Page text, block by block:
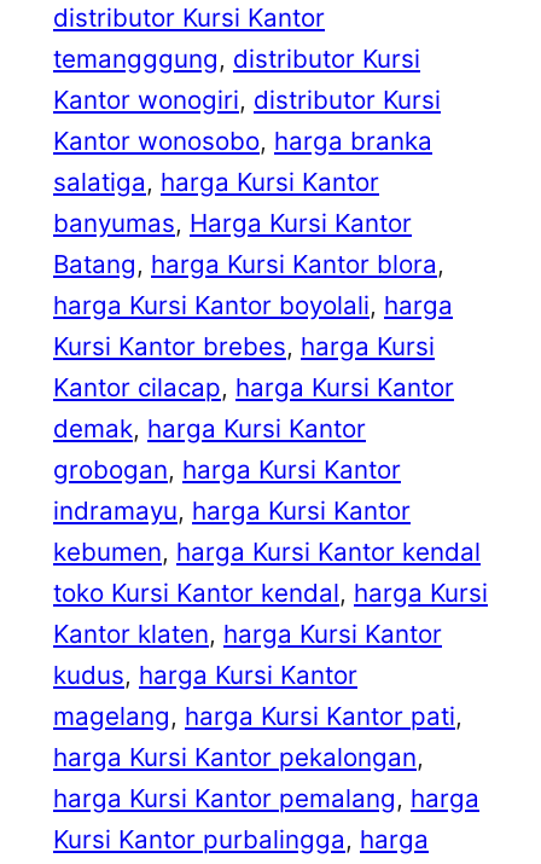
distributor Kursi Kantor
temangggung, distributor Kursi
Kantor wonogiri, distributor Kursi
Kantor wonosobo, harga branka
salatiga, harga Kursi Kantor
banyumas, Harga Kursi Kantor
Batang, harga Kursi Kantor blora
harga Kursi Kantor boyolali, harga
Kursi Kantor brebes, harga Kursi
Kantor cilacap, harga Kursi Kantor
demak, harga Kursi Kantor
grobogan, harga Kursi Kantor
indramayu, harga Kursi Kantor
kebumen, harga Kursi Kantor kendal
toko Kursi Kantor kendal, harga Kursi
Kantor klaten, harga Kursi Kantor
kudus, harga Kursi Kantor
magelang, harga Kursi Kantor pati
harga Kursi Kantor pekalongan
harga Kursi Kantor pemalang, harga
Kursi Kantor purbalingga, harga